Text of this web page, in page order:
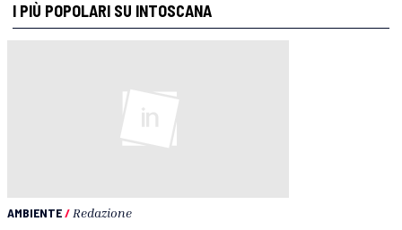
I PIÙ POPOLARI SU INTOSCANA
AMBIENTE/ Redazione